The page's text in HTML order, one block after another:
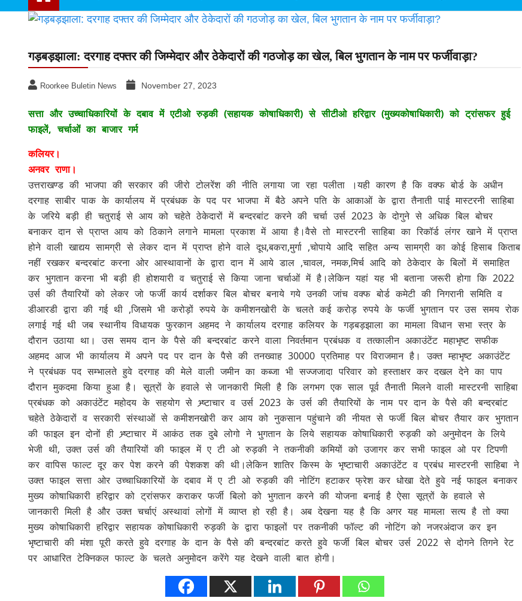
News
गड़बड़झाला: दरगाह दफ्तर की जिम्मेदार और ठेकेदारों की गठजोड़ का खेल, बिल भुगतान के नाम पर फर्जीवाड़ा?
Roorkee Buletin News November 27, 2023
सत्ता और उच्चाधिकारियों के दबाव में एटीओ रुड़की (सहायक कोषाधिकारी) से सीटीओ हरिद्वार (मुख्यकोषाधिकारी) को ट्रांसफर हुई
फाइलें, चर्चाओं का बाजार गर्म
कलियर।
अनवर राणा।
उत्तराखण्ड की भाजपा की सरकार की जीरो टोलरेंश की नीति लगाया जा रहा पलीता ।यही कारण है कि वक्फ बोर्ड के अधीन
दरगाह साबीर पाक के कार्यालय में प्रबंधक के पद पर भाजपा में बैठे अपने पति के आकाओं के द्वारा तैनाती पाई मास्टरनी साहिबा
के जरिये बड़ी ही चतुराई से आय को चहेते ठेकेदारों में बन्दरबांट करने की चर्चा उर्स 2023 के दोगुने से अधिक बिल बोचर
बनाकर दान से प्राप्त आय को ठिकाने लगाने मामला प्रकाश में आया है।वैसे तो मास्टरनी साहिबा का रिकॉर्ड लंगर खाने में प्राप्त
होने वाली खाद्यय सामग्री से लेकर दान में प्राप्त होने वाले दूध,बकरा,मुर्गा ,चोपाये आदि सहित अन्य सामग्री का कोई हिसाब किताब
नहीं रखकर बन्दरबांट करना ओर आस्थावानों के द्वारा दान में आये डाल ,चावल, नमक,मिर्च आदि को ठेकेदार के बिलों में समाहित
कर भुगतान करना भी बड़ी ही होशयारी व चतुराई से किया जाना चर्चाओं में है।लेकिन यहां यह भी बताना जरूरी होगा कि 2022
उर्स की तैयारियों को लेकर जो फर्जी कार्य दर्शाकर बिल बोचर बनाये गये उनकी जांच वक्फ बोर्ड कमेटी की निगरानी समिति व
डीआरडी द्वारा की गई थी ,जिसमे भी करोड़ों रुपये के कमीशनखोरी के चलते कई करोड़ रुपये के फर्जी भुगतान पर उस समय रोक
लगाई गई थी जब स्थानीय विधायक फुरकान अहमद ने कार्यालय दरगाह कलियर के गड़बड़झाला का मामला विधान सभा स्त्र के
दौरान उठाया था। उस समय दान के पैसे की बन्दरबांट करने वाला निवर्तमान प्रबंधक व तत्कालीन अकाउंटेंट महाभृष्ट सफीक
अहमद आज भी कार्यालय में अपने पद पर दान के पैसे की तनख्वाह 30000 प्रतिमाह पर विराजमान है। उक्त म्हाभृष्ट अकाउंटेंट
ने प्रबंधक पद सम्भालते हुवे दरगाह की मेले वाली जमीन का कब्जा भी सज्जजादा परिवार को हस्ताक्षर कर दखल देने का पाप
दौरान मुकदमा किया हुआ है। सूत्रों के हवाले से जानकारी मिली है कि लगभग एक साल पूर्व तैनाती मिलने वाली मास्टरनी साहिबा
प्रबंधक को अकाउंटेंट महोदय के सहयोग से भ्र्ष्टाचार व उर्स 2023 के उर्स की तैयारियों के नाम पर दान के पैसे की बन्दरबांट
चहेते ठेकेदारों व सरकारी संस्थाओं से कमीशनखोरी कर आय को नुकसान पहुंचाने की नीयत से फर्जी बिल बोचर तैयार कर भुगतान
की फाइल इन दोनों ही भ्र्ष्टाचार में आकंठ तक दुबे लोगो ने भुगतान के लिये सहायक कोषाधिकारी रुड़की को अनुमोदन के लिये
भेजी थी, उक्त उर्स की तैयारियों की फाइल में ए टी ओ रुड़की ने तकनीकी कमियों को उजागर कर सभी फाइल ओ पर टिपणी
कर वापिस फाल्ट दूर कर पेश करने की पेशकश की थी।लेकिन शातिर किस्म के भृष्टाचारी अकाउंटेंट व प्रबंध मास्टरनी साहिबा ने
उक्त फाइल सत्ता ओर उच्चाधिकारियों के दबाव में ए टी ओ रुड़की की नोटिंग हटाकर फ्रेश कर धोखा देते हुवे नई फाइल बनाकर
मुख्य कोषाधिकारी हरिद्वार को ट्रांसफर कराकर फर्जी बिलो को भुगतान करने की योजना बनाई है ऐसा सूत्रों के हवाले से
जानकारी मिली है और उक्त चर्चाएं अस्थावां लोगों में व्याप्त हो रही है। अब देखना यह है कि अगर यह मामला सत्य है तो क्या
मुख्य कोषाधिकारी हरिद्वार सहायक कोषाधिकारी रुड़की के द्वारा फाइलों पर तकनीकी फॉल्ट की नोटिंग को नजरअंदाज कर इन
भृष्टाचारी की मंशा पूरी करते हुवे दरगाह के दान के पैसे की बन्दरबांट करते हुवे फर्जी बिल बोचर उर्स 2022 से दोगने तिगने रेट
पर आधारित टेक्निकल फाल्ट के चलते अनुमोदन करेंगे यह देखने वाली बात होगी।